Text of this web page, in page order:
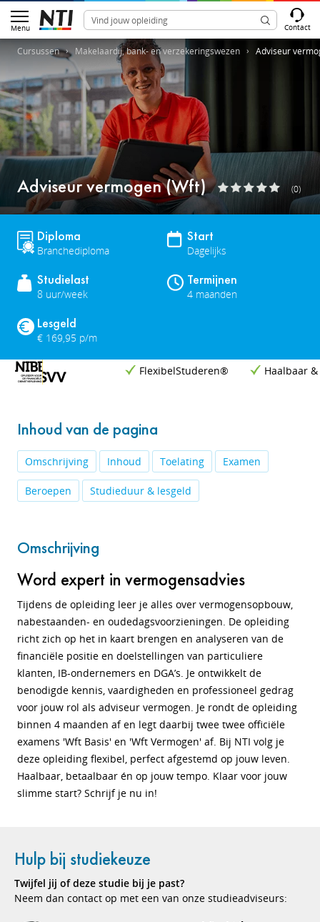
Menu Contact
Cursussen Makelaardij, bank- en verzekeringswezen Adviseur
Adviseur vermogen (Wft) (0)
Diploma
Branchediploma
Start
Dagelijks
Studielast
8 uur/week
Termijnen
4 maanden
Lesgeld
€ 169,95 p/m
FlexibelStuderen® Haalbaar
Inhoud van de pagina
Omschrijving Inhoud Toelating Examen
Beroepen Studieduur & lesgeld
Omschrijving
Word expert in vermogensadvies
Tijdens de opleiding leer je alles over vermogensopbouw,
nabestaanden- en oudedagsvoorzieningen. De opleiding
richt zich op het in kaart brengen en analyseren van de
financiële positie en doelstellingen van particuliere
klanten, IB-ondernemers en DGA’s. Je ontwikkelt de
benodigde kennis, vaardigheden en professioneel gedrag
voor jouw rol als adviseur vermogen. Je rondt de opleiding
binnen 4 maanden af en legt daarbij twee twee officiële
examens 'Wft Basis' en 'Wft Vermogen' af. Bij NTI volg je
deze opleiding flexibel, perfect afgestemd op jouw leven.
Haalbaar, betaalbaar én op jouw tempo. Klaar voor jouw
slimme start? Schrijf je nu in!
Hulp bij studiekeuze
Twijfel jij of deze studie bij je past?
Neem dan contact op met een van onze studieadviseurs: